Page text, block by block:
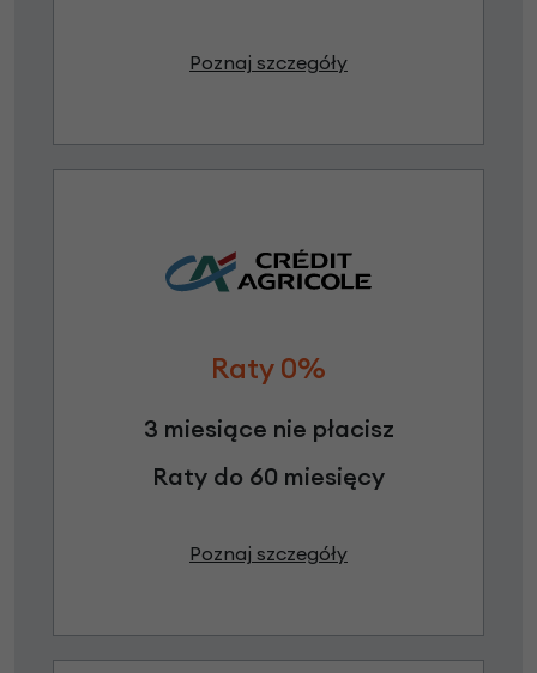
Poznaj szczegóły
Raty 0%
3 miesiące nie płacisz
Raty do 60 miesięcy
Poznaj szczegóły